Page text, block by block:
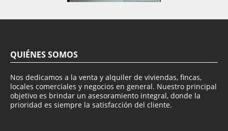
QUIÉNES SOMOS
Nos dedicamos a la venta y alquiler de viviendas, fincas,
locales comerciales y negocios en general. Nuestro principal
objetivo es brindar un asesoramiento integral, donde la
prioridad es siempre la satisfacción del cliente.